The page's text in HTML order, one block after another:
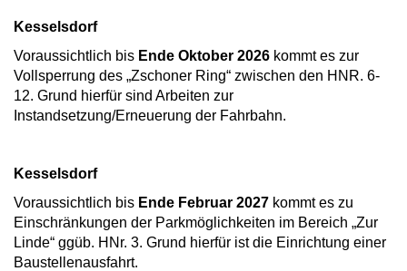
Kesselsdorf
Voraussichtlich bis Ende Oktober 2026 kommt es zur
Vollsperrung des „Zschoner Ring“ zwischen den HNR. 6-
12. Grund hierfür sind Arbeiten zur
Instandsetzung/Erneuerung der Fahrbahn.
Kesselsdorf
Voraussichtlich bis Ende Februar 2027 kommt es zu
Einschränkungen der Parkmöglichkeiten im Bereich „Zur
Linde“ ggüb. HNr. 3. Grund hierfür ist die Einrichtung einer
Baustellenausfahrt.